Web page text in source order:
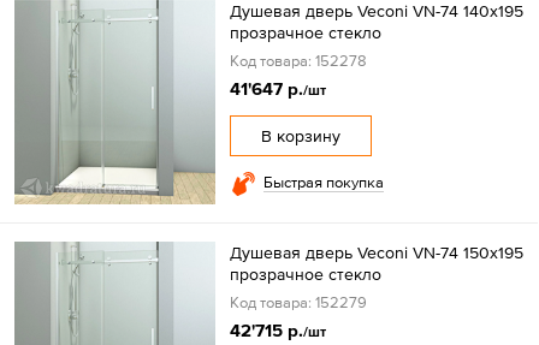
Душевая дверь Veconi VN-74 140x195
прозрачное стекло
Код товара: 152278
41'647 р./шт
В корзину
Быстрая покупка
Душевая дверь Veconi VN-74 150x195
прозрачное стекло
Код товара: 152279
42'715 р./шт